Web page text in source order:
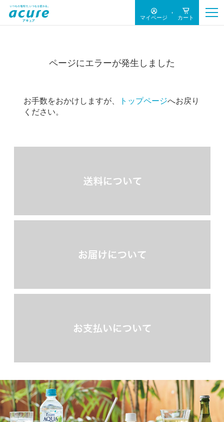
マイページ カート
ページにエラーが発生しました
お手数をおかけしますが、 トップページへお戻り
ください。